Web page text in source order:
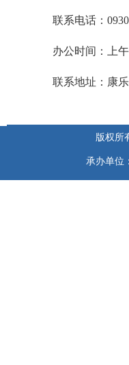
联系电话：
办公时间：上
联系地址：康
版权所
承办单位